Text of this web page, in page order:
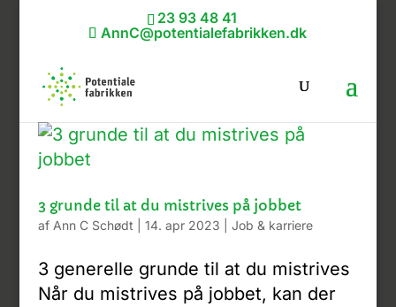
23 93 48 41
AnnC@potentialefabrikken.dk
3 grunde til at du mistrives på jobbet
af Ann C Schødt 14. apr 2023 Job & karriere
3 generelle grunde til at du mistrives
Når du mistrives på jobbet, kan der